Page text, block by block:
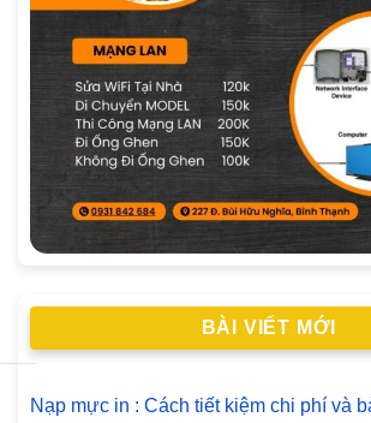
BÀI VIẾT MỚI
Nạp mực in : Cách tiết kiệm chi phí và